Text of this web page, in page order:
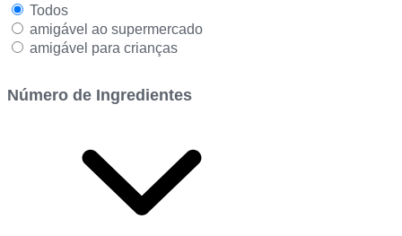
Todos
amigável ao supermercado
amigável para crianças
Número de Ingredientes